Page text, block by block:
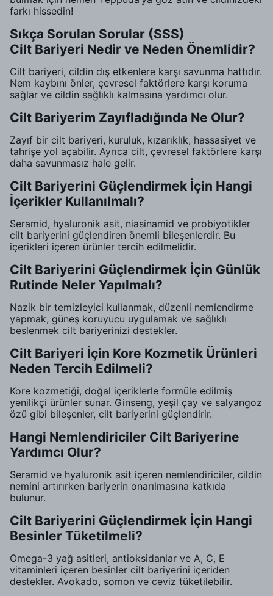
farkı hissedin!
Sıkça Sorulan Sorular (SSS)
Cilt Bariyeri Nedir ve Neden Önemlidir?
Cilt bariyeri, cildin dış etkenlere karşı savunma hattıdır.
Nem kaybını önler, çevresel faktörlere karşı koruma
sağlar ve cildin sağlıklı kalmasına yardımcı olur.
Cilt Bariyerim Zayıfladığında Ne Olur?
Zayıf bir cilt bariyeri, kuruluk, kızarıklık, hassasiyet ve
tahrişe yol açabilir. Ayrıca cilt, çevresel faktörlere karşı
daha savunmasız hale gelir.
Cilt Bariyerini Güçlendirmek İçin Hangi
İçerikler Kullanılmalı?
Seramid, hyaluronik asit, niasinamid ve probiyotikler
cilt bariyerini güçlendiren önemli bileşenlerdir. Bu
içerikleri içeren ürünler tercih edilmelidir.
Cilt Bariyerini Güçlendirmek İçin Günlük
Rutinde Neler Yapılmalı?
Nazik bir temizleyici kullanmak, düzenli nemlendirme
yapmak, güneş koruyucu uygulamak ve sağlıklı
beslenmek cilt bariyerinizi destekler.
Cilt Bariyeri İçin Kore Kozmetik Ürünleri
Neden Tercih Edilmeli?
Kore kozmetiği, doğal içeriklerle formüle edilmiş
yenilikçi ürünler sunar. Ginseng, yeşil çay ve salyangoz
özü gibi bileşenler, cilt bariyerini güçlendirir.
Hangi Nemlendiriciler Cilt Bariyerine
Yardımcı Olur?
Seramid ve hyaluronik asit içeren nemlendiriciler, cildin
nemini artırırken bariyerin onarılmasına katkıda
bulunur.
Cilt Bariyerini Güçlendirmek İçin Hangi
Besinler Tüketilmeli?
Omega-3 yağ asitleri, antioksidanlar ve A, C, E
vitaminleri içeren besinler cilt bariyerini içeriden
destekler. Avokado, somon ve ceviz tüketilebilir.